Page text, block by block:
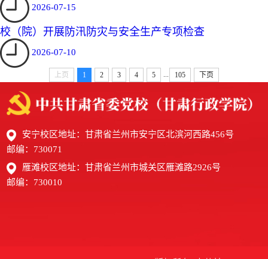
2026-07-15
校（院）开展防汛防灾与安全生产专项检查
2026-07-10
上页 1 2 3 4 5 105 下页
安宁校区地址：甘肃省兰州市安宁区北滨河西路456号
邮编：730071
雁滩校区地址：甘肃省兰州市城关区雁滩路2926号
邮编：730010